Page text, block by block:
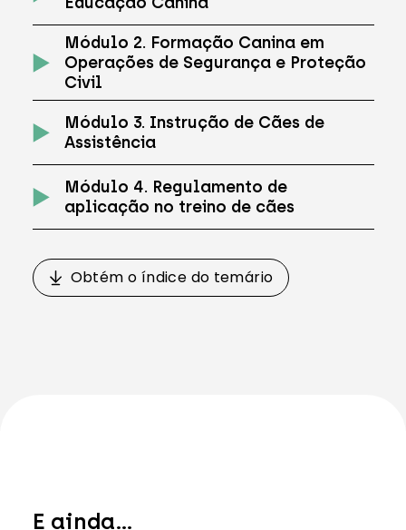
Módulo 2. Formação Canina em
Operações de Segurança e Proteção
Civil
Módulo 3. Instrução de Cães de
Assistência
Módulo 4. Regulamento de
aplicação no treino de cães
Obtém o índice do temário
E ainda...